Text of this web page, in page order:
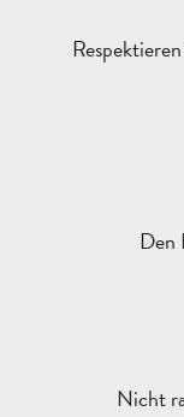
Den
Nicht